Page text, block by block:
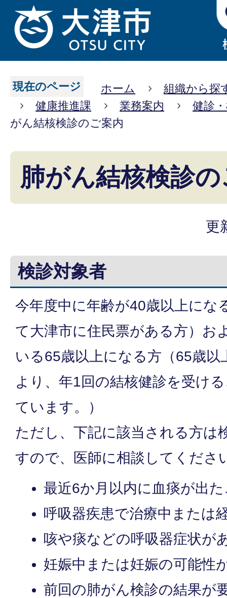
現在のページ ホーム
組織から探
健康推進課
業務案内
健診
がん結核検診のご案内
肺がん結核検診
更
検診対象者
今年度中に年齢が40歳以上にな
て大津市に住民票がある方）お
いる65歳以上になる方（65歳以
より、年1回の結核健診を受け
ています。）
ただし、下記に該当される方は
すので、医師に相談してくださ
最近6か月以内に血痰が出
呼吸器疾患で治療中または
咳や痰などの呼吸器症状が
妊娠中または妊娠の可能性
前回の肺がん検診の結果が